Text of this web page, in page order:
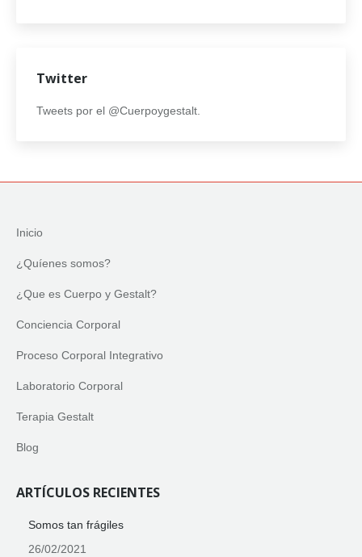
Twitter
Tweets por el @Cuerpoygestalt.
Inicio
¿Quíenes somos?
¿Que es Cuerpo y Gestalt?
Conciencia Corporal
Proceso Corporal Integrativo
Laboratorio Corporal
Terapia Gestalt
Blog
ARTÍCULOS RECIENTES
Somos tan frágiles
26/02/2021